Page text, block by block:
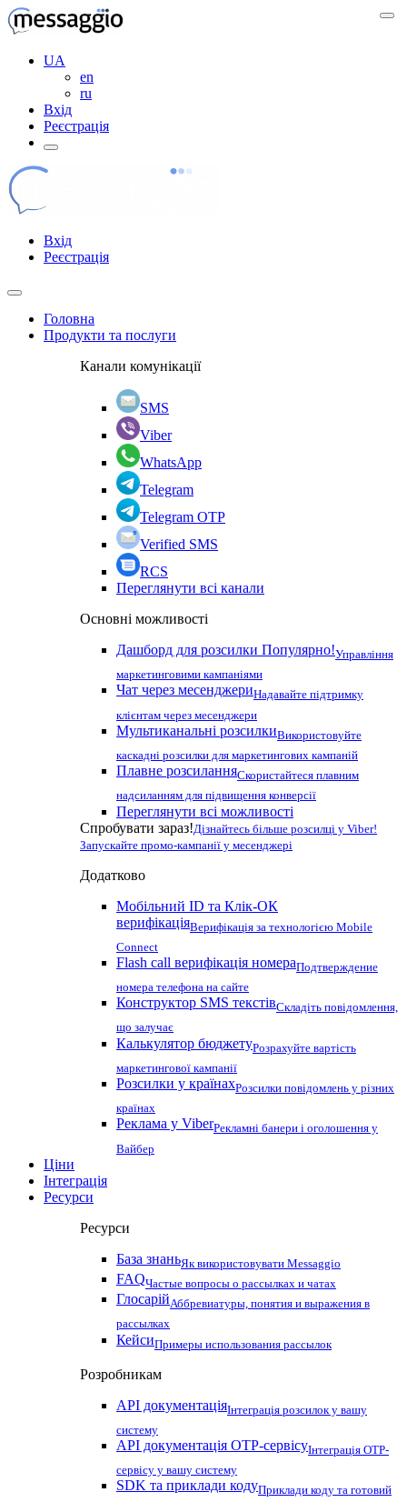
UA
en
ru
Вхід
Реєстрація
Вхід
Реєстрація
Головна
Продукти та послуги
Канали комунікації
SMS
Viber
WhatsApp
Telegram
Telegram OTP
Verified SMS
RCS
Переглянути всі канали
Основні можливості
Дашборд для розсилки Популярно!Управління
маркетинговими кампаніями
Чат через месенджериНадавайте підтримку
клієнтам через месенджери
Мультиканальні розсилкиВикористовуйте
каскадні розсилки для маркетингових кампаній
Плавне розсиланняСкористайтеся плавним
надсиланням для підвищення конверсії
Переглянути всі можливості
Спробувати зараз!Дізнайтесь більше розсилці у Viber!
Запускайте промо-кампанії у месенджері
Додатково
Мобільний ID та Клік-ОК
верифікаціяВерифікація за технологією Mobile
Connect
Flash call верифікація номераПодтверждение
номера телефона на сайте
Конструктор SMS текстівСкладіть повідомлення,
що залучає
Калькулятор бюджетуРозрахуйте вартість
маркетингової кампанії
Розсилки у країнахРозсилки повідомлень у різних
країнах
Реклама у ViberРекламні банери і оголошення у
Вайбер
Ціни
Інтеграція
Ресурси
Ресурси
База знаньЯк використовувати Messaggio
FAQЧастые вопросы о рассылках и чатах
ГлосарійАббревиатуры, понятия и выражения в
рассылках
КейсиПримеры использования рассылок
Розробникам
API документаціяІнтеграція розсилок у вашу
систему
API документація OTP-сервісуІнтеграція OTP-
сервісу у вашу систему
SDK та приклади кодуПриклади коду та готовий